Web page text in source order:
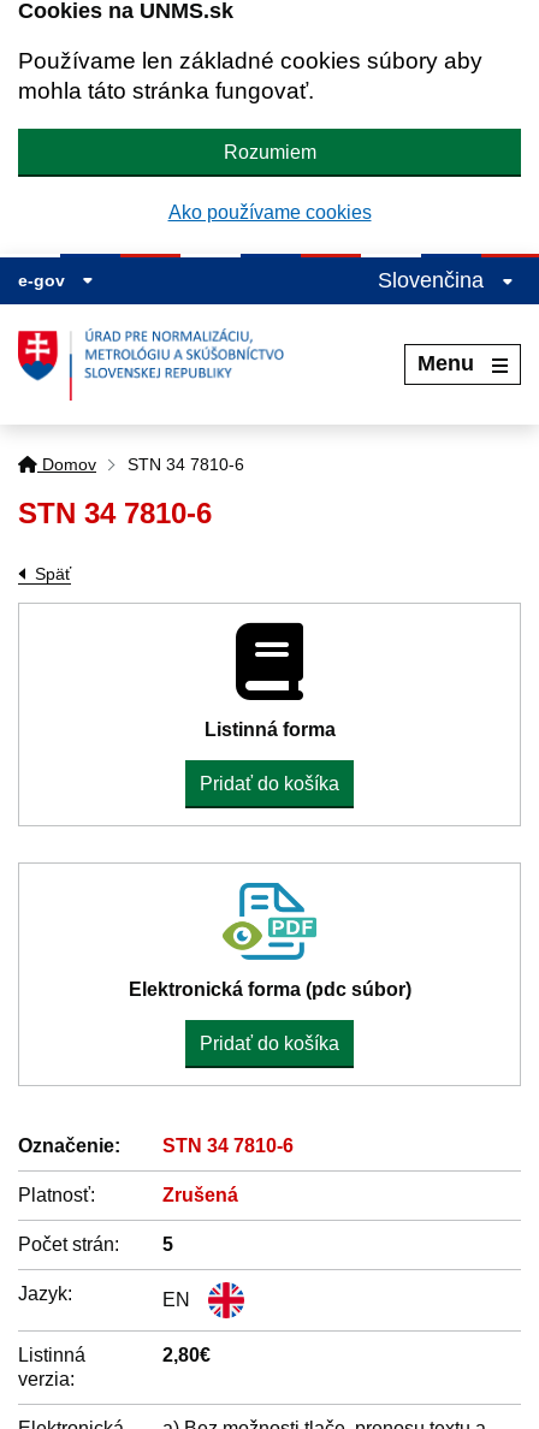
Cookies na UNMS.sk
Používame len základné cookies súbory aby
mohla táto stránka fungovať.
Rozumiem
Ako používame cookies
e-gov Slovenčina
Menu
Domov STN 34 7810-6
STN 34 7810-6
Späť
Listinná forma
Pridať do košíka
Elektronická forma (pdc súbor)
Pridať do košíka
Označenie: STN 34 7810-6
Platnosť: Zrušená
Počet strán: 5
Jazyk: EN
Listinná
verzia:
2,80€